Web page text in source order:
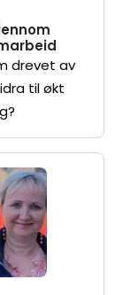
drevet av
til økt